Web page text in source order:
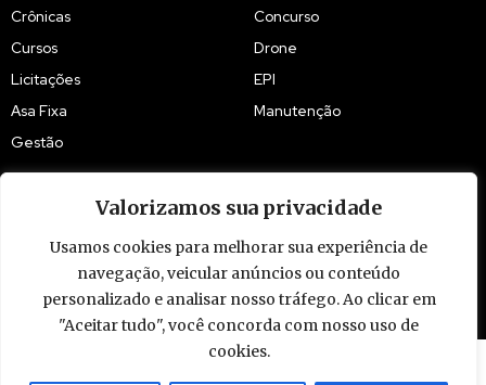
Valorizamos sua privacidade
Usamos cookies para melhorar sua experiência de
navegação, veicular anúncios ou conteúdo
personalizado e analisar nosso tráfego. Ao clicar em
"Aceitar tudo", você concorda com nosso uso de
cookies.
Crônicas
Cursos
Licitações
Asa Fixa
Gestão
Concurso
Drone
EPI
Manutenção
© 2009 - 2026 Piloto Policial. Todos os direitos reservados. Brasil.